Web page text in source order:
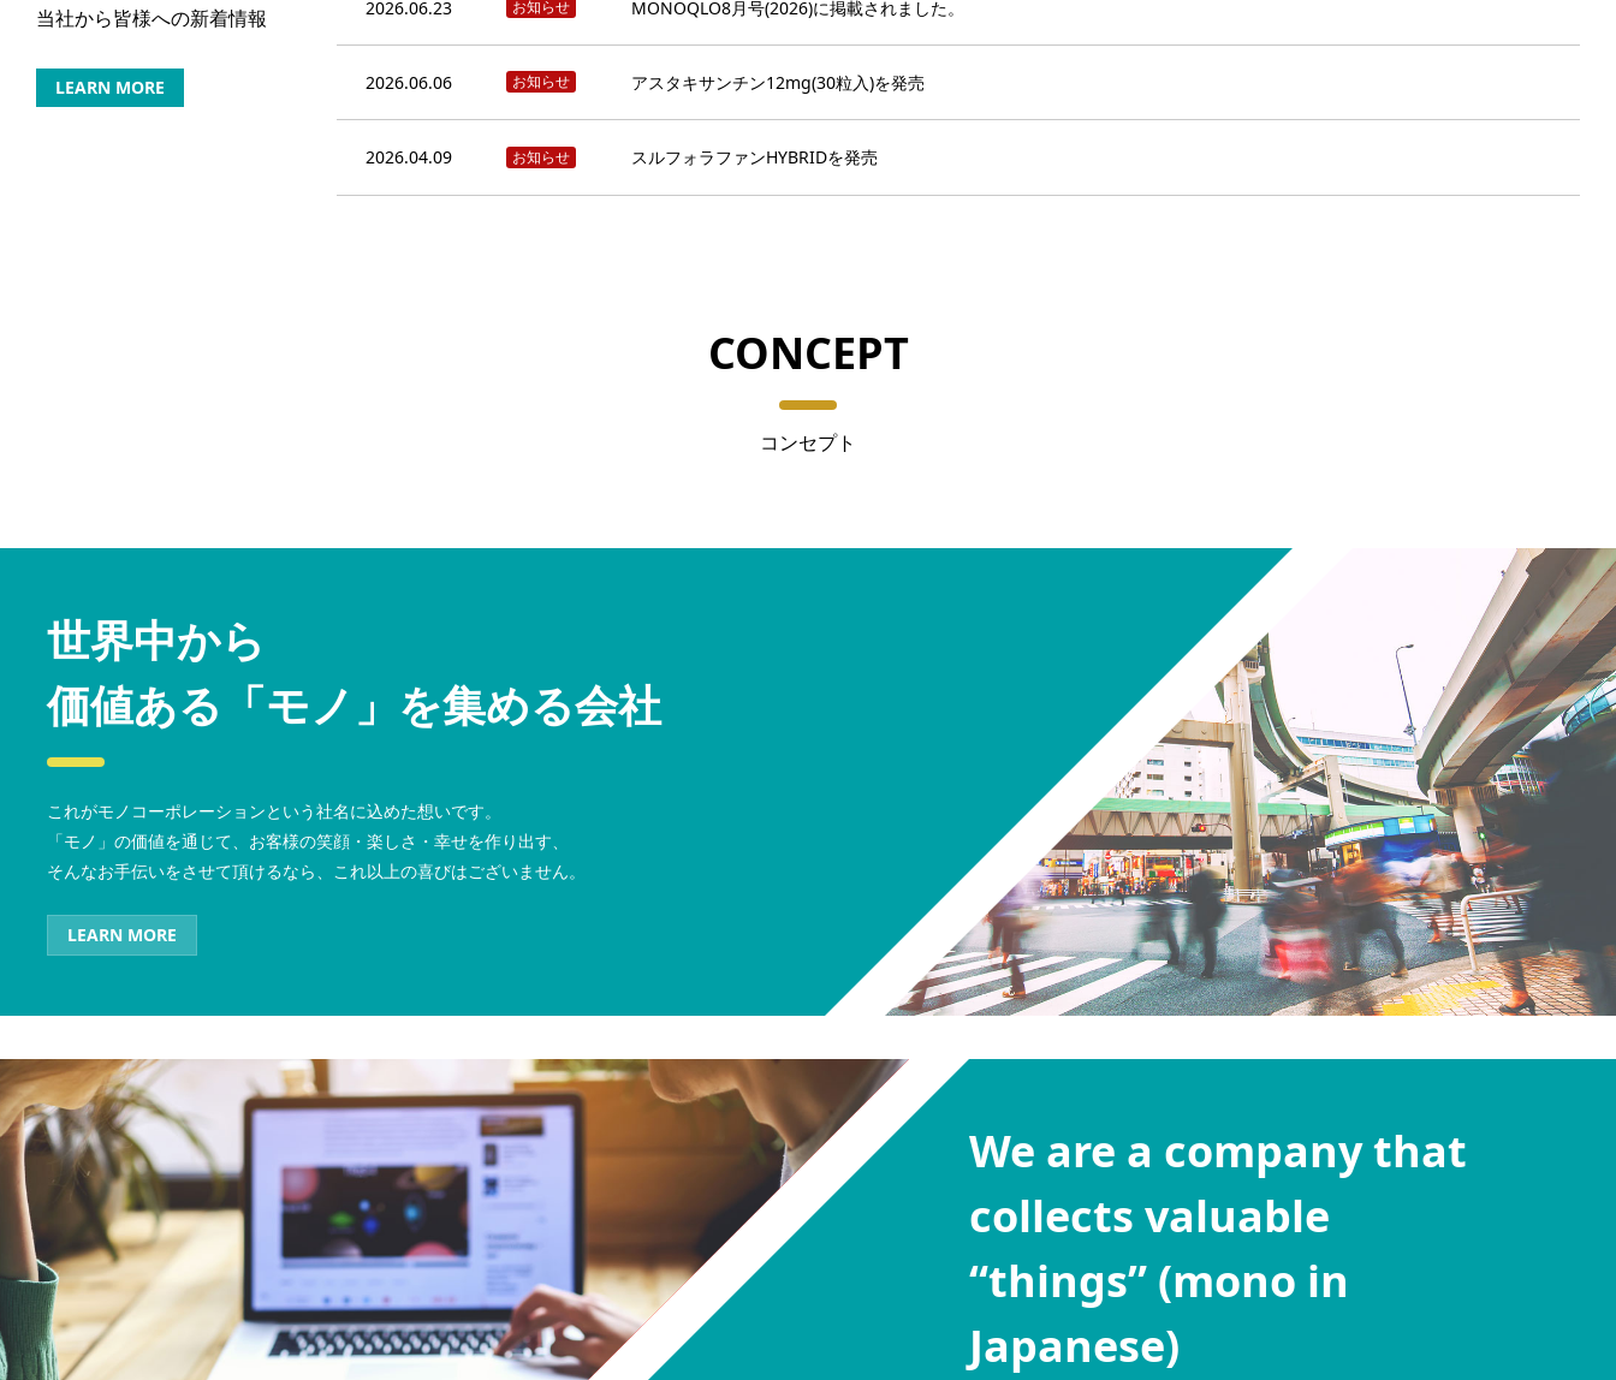
当社から皆様への新着情報 2026.06.23 お知らせ MONOQLO8月号(2026)に掲載されました。
2026.06.06 お知らせ アスタキサンチン12mg(30粒入)を発売
2026.04.09 お知らせ スルフォラファンHYBRIDを発売
LEARN MORE
CONCEPT
コンセプト
世界中から
価値ある「モノ」を集める会社
これがモノコーポレーションという社名に込めた想いです。
「モノ」の価値を通じて、お客様の笑顔・楽しさ・幸せを作り出す、
そんなお手伝いをさせて頂けるなら、これ以上の喜びはございません。
LEARN MORE
We are a company that
collects valuable
“things” (mono in
Japanese)